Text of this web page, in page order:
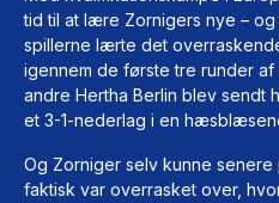
tid til at lære Zornigers nye –
spillerne lærte det
igennem de første tre runder
andre Hertha Berlin blev sendt
et 3-1-nederlag i en
Og Zorniger selv kunne
faktisk var overrasket over,